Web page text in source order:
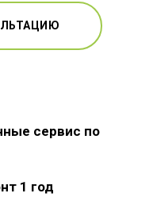
сервис по
1 год